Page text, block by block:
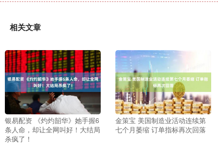
相关文章
银易配资 《灼灼韶华》她手握6
条人命，却让全网叫好！大结局
杀疯了！
金策宝 美国制造业活动连续第
七个月萎缩 订单指标再次回落